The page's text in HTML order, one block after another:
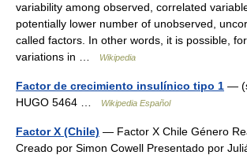
variability among observed, correlated
potentially lower number of unobserved,
called factors. In other words, it is possible,
variations in …
Wikipedia
Factor de crecimiento insulínico tipo 1 —
HUGO 5464 …
Wikipedia Español
Factor X (Chile) — Factor X Chile Género
Creado por Simon Cowell Presentado por